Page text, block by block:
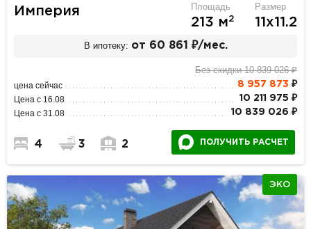
Империя Площадь
213 м2
Размер
11х11.2
В ипотеку: от 60 861 ₽/мес.
Без скидки 10 839 026 ₽
цена сейчас 8 957 873 ₽
Цена с 16.08 10 211 975 ₽
Цена с 31.08 10 839 026 ₽
4 3 2 ПОЛУЧИТЬ РАСЧЕТ
ЭКО